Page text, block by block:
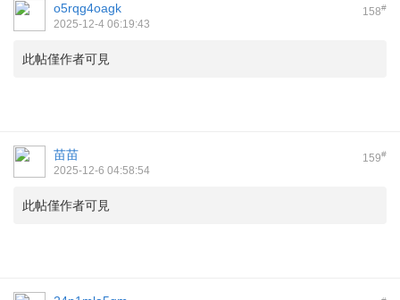
158#
o5rqg4oagk
2025-12-4 06:19:43
此帖僅作者可見
159#
苗苗
2025-12-6 04:58:54
此帖僅作者可見